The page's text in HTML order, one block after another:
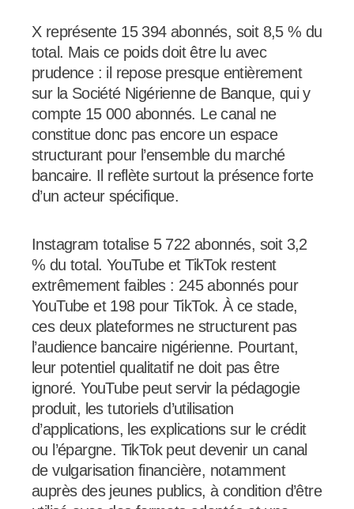
X représente 15 394 abonnés, soit 8,5 % du
total. Mais ce poids doit être lu avec
prudence : il repose presque entièrement
sur la Société Nigérienne de Banque, qui y
compte 15 000 abonnés. Le canal ne
constitue donc pas encore un espace
structurant pour l’ensemble du marché
bancaire. Il reflète surtout la présence forte
d’un acteur spécifique.
Instagram totalise 5 722 abonnés, soit 3,2
% du total. YouTube et TikTok restent
extrêmement faibles : 245 abonnés pour
YouTube et 198 pour TikTok. À ce stade,
ces deux plateformes ne structurent pas
l’audience bancaire nigérienne. Pourtant,
leur potentiel qualitatif ne doit pas être
ignoré. YouTube peut servir la pédagogie
produit, les tutoriels d’utilisation
d’applications, les explications sur le crédit
ou l’épargne. TikTok peut devenir un canal
de vulgarisation financière, notamment
auprès des jeunes publics, à condition d’être